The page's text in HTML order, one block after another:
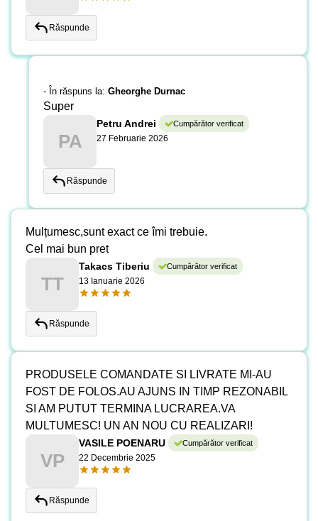
Răspunde
PA
Petru Andrei Cumpărător verificat
27 Februarie 2026
- În răspuns la: Gheorghe Durnac
Super
Răspunde
TT
Takacs Tiberiu Cumpărător verificat
13 Ianuarie 2026
Mulțumesc,sunt exact ce îmi trebuie.
Cel mai bun pret
Răspunde
VP
VASILE POENARU Cumpărător verificat
22 Decembrie 2025
PRODUSELE COMANDATE SI LIVRATE MI-AU
FOST DE FOLOS.AU AJUNS IN TIMP REZONABIL
SI AM PUTUT TERMINA LUCRAREA.VA
MULTUMESC! UN AN NOU CU REALIZARI!
Răspunde